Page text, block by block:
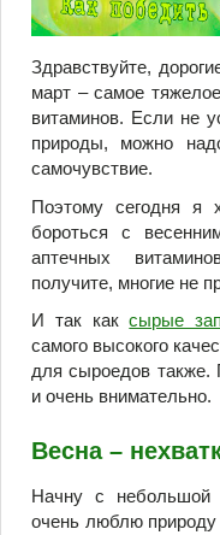
Здравствуйте,
март – самое
витаминов. Если не
природы, можно
самочувствие.
Поэтому сегодня я
бороться с
аптечных
получите, многие не
И так каксырые
самого высокого
для сыроедов также.
и очень внимательно.
Весна –
Начну с небольшой
очень люблю